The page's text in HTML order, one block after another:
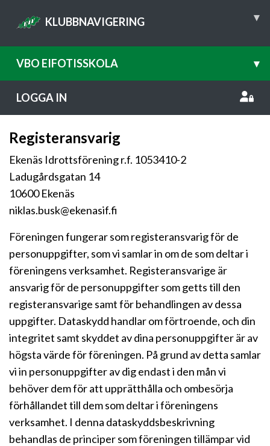
KLUBBNAVIGERING ▾
VBO EIFOTISSKOLA ▾
LOGGA IN
Registeransvarig
Ekenäs Idrottsförening r.f. 1053410-2
Ladugårdsgatan 14
10600 Ekenäs
niklas.busk@ekenasif.fi
Föreningen fungerar som registeransvarig för de
personuppgifter, som vi samlar in om de som deltar i
föreningens verksamhet. Registeransvarige är
ansvarig för de personuppgifter som getts till den
registeransvarige samt för behandlingen av dessa
uppgifter. Dataskydd handlar om förtroende, och din
integritet samt skyddet av dina personuppgifter är av
högsta värde för föreningen. På grund av detta samlar
vi in personuppgifter av dig endast i den mån vi
behöver dem för att upprätthålla och ombesörja
förhållandet till dem som deltar i föreningens
verksamhet. I denna dataskyddsbeskrivning
behandlas de principer som föreningen tillämpar vid